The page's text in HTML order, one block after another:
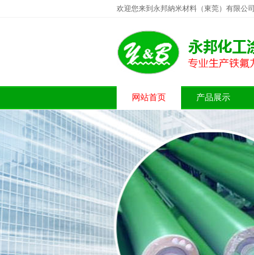
欢迎您来到永邦納米材料（東莞）有限公司
网站首页 产品展示